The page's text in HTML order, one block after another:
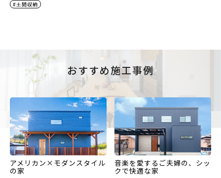
#土間収納
おすすめ施工事例
アメリカン×モダンスタイル
の家
音楽を愛するご夫婦の、シッ
クで快適な家